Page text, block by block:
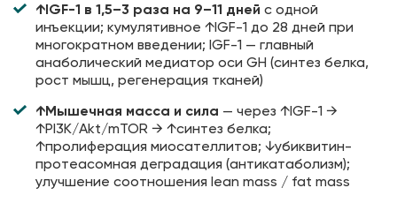
↑IGF-1 в 1,5–3 раза на 9–11 дней с одной
инъекции; кумулятивное ↑IGF-1 до 28 дней при
многократном введении; IGF-1 — главный
анаболический медиатор оси GH (синтез белка,
рост мышц, регенерация тканей)
↑Мышечная масса и сила — через ↑IGF-1 →
↑PI3K/Akt/mTOR → ↑синтез белка;
↑пролиферация миосателлитов; ↓убиквитин-
протеасомная деградация (антикатаболизм);
улучшение соотношения lean mass / fat mass